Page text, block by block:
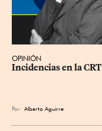
OPINIÓN
Incidencias en la CRT
Por Alberto Aguirre